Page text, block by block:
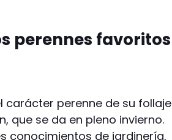
perennes favoritos
perenne de su follaje
que se da en pleno invierno.
conocimientos de jardinería,